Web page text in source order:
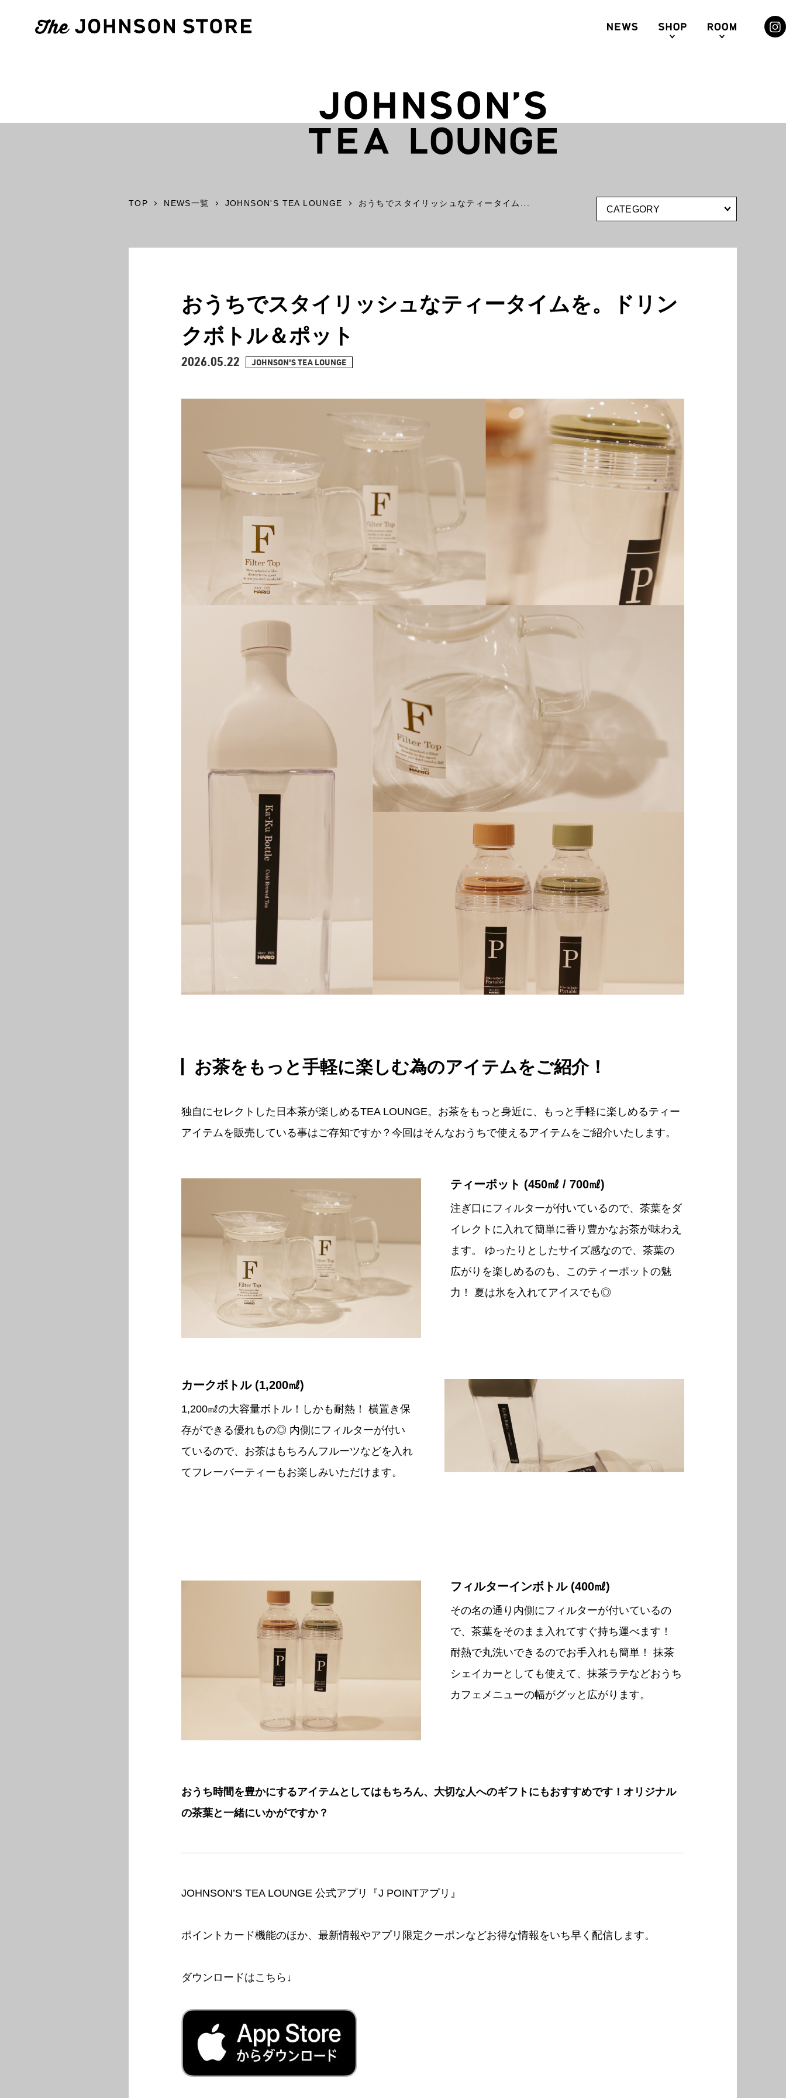
Odori Studio
Nango Base
札幌ステラプレイス
The JOHNSON BURGER
TOP NEWS一覧 JOHNSON'S TEA LOUNGE おうちでスタイリッシュなティータイム...
CATEGORY
おうちでスタイリッシュなティータイムを。ドリン
クボトル＆ポット
2026.05.22 JOHNSON'S TEA LOUNGE
お茶をもっと手軽に楽しむ為のアイテムをご紹介！
独自にセレクトした日本茶が楽しめるTEA LOUNGE。お茶をもっと身近に、もっと手軽に楽しめるティー
アイテムを販売している事はご存知ですか？今回はそんなおうちで使えるアイテムをご紹介いたします。
ティーポット (450㎖ / 700㎖)
注ぎ口にフィルターが付いているので、茶葉をダ
イレクトに入れて簡単に香り豊かなお茶が味わえ
ます。 ゆったりとしたサイズ感なので、茶葉の
広がりを楽しめるのも、このティーポットの魅
力！ 夏は氷を入れてアイスでも◎
カークボトル (1,200㎖)
1,200㎖の大容量ボトル！しかも耐熱！ 横置き保
存ができる優れもの◎ 内側にフィルターが付い
ているので、お茶はもちろんフルーツなどを入れ
てフレーバーティーもお楽しみいただけます。
フィルターインボトル (400㎖)
その名の通り内側にフィルターが付いているの
で、茶葉をそのまま入れてすぐ持ち運べます！
耐熱で丸洗いできるのでお手入れも簡単！ 抹茶
シェイカーとしても使えて、抹茶ラテなどおうち
カフェメニューの幅がグッと広がります。
おうち時間を豊かにするアイテムとしてはもちろん、大切な人へのギフトにもおすすめです！オリジナル
の茶葉と一緒にいかがですか？
JOHNSON’S TEA LOUNGE 公式アプリ『J POINTアプリ』
ポイントカード機能のほか、最新情報やアプリ限定クーポンなどお得な情報をいち早く配信します。
ダウンロードはこちら↓